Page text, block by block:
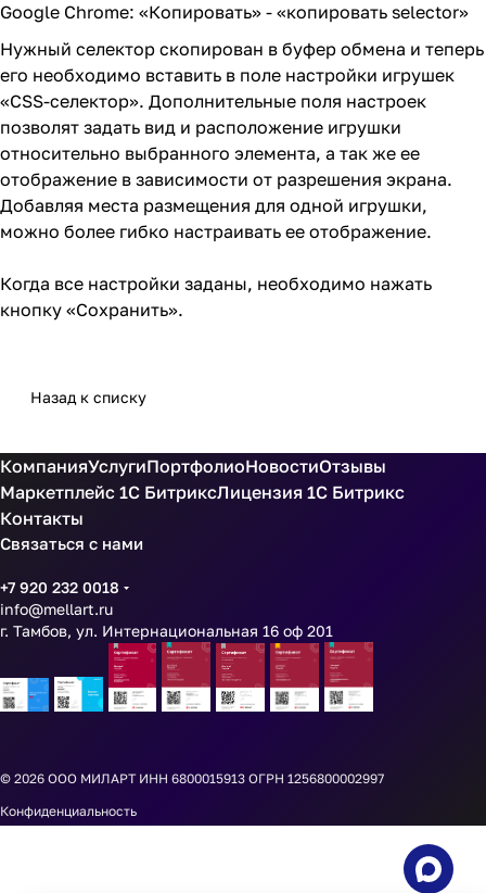
Google Chrome: «Копировать» - «копировать selector»
Нужный селектор скопирован в буфер обмена и теперь
его необходимо вставить в поле настройки игрушек
«CSS-селектор». Дополнительные поля настроек
позволят задать вид и расположение игрушки
относительно выбранного элемента, а так же ее
отображение в зависимости от разрешения экрана.
Добавляя места размещения для одной игрушки,
можно более гибко настраивать ее отображение.
Когда все настройки заданы, необходимо нажать
кнопку «Сохранить».
Назад к списку
КомпанияУслугиПортфолиоНовостиОтзывы
Маркетплейс 1С БитриксЛицензия 1С Битрикс
Контакты
Связаться с нами
+7 920 232 0018
info@mellart.ru
г. Тамбов, ул. Интернациональная 16 оф 201
© 2026 ООО МИЛАРТ ИНН 6800015913 ОГРН 1256800002997
Конфиденциальность